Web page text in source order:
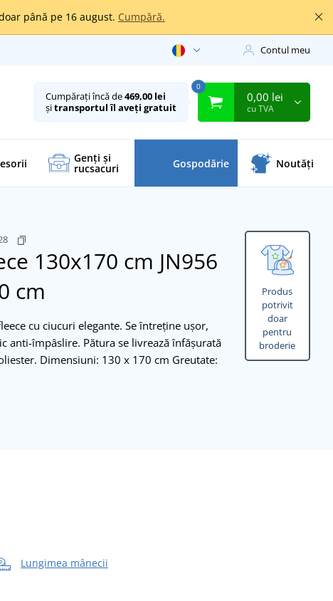
până pe 16 august. Cumpără.
Contul meu
Cumpărați încă de469,00 lei
șitransportul îl aveți gratuit
0
0,00 lei
cu TVA
Genți și
rucsacuri Gospodărie Noutăți
Produs
potrivit
doar
pentru
broderie
130x170 cm JN956
cm
cu ciucuri elegante. Se întreține ușor,
anti-împâslire. Pătura se livrează înfășurată
Dimensiuni: 130 x 170 cm Greutate:
Lungimea mânecii